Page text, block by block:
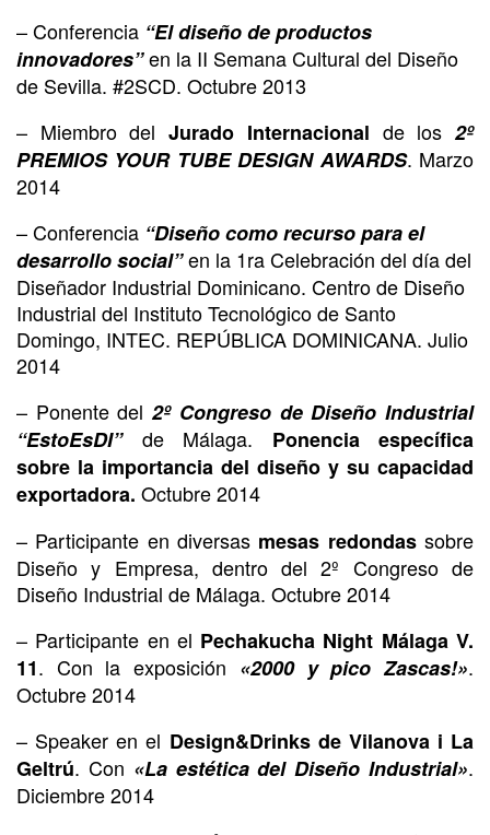
– Conferencia “El diseño de productos
innovadores”en la II Semana Cultural del Diseño
de Sevilla. #2SCD. Octubre 2013
– Miembro delJurado Internacional de los2º
PREMIOS YOUR TUBE DESIGN AWARDS. Marzo
2014
– Conferencia “Diseño como recurso para el
desarrollo social”en la 1ra Celebración del día del
Diseñador Industrial Dominicano. Centro de Diseño
Industrial del Instituto Tecnológico de Santo
Domingo, INTEC. REPÚBLICA DOMINICANA. Julio
2014
– Ponente del2º Congreso de Diseño Industrial
“EstoEsDI”de Málaga. Ponencia específica
sobre la importancia del diseño y su capacidad
exportadora. Octubre 2014
– Participante en diversas mesas redondassobre
Diseño y Empresa, dentro del 2º Congreso de
Diseño Industrial de Málaga. Octubre 2014
– Participante en el Pechakucha Night Málaga V.
11. Con la exposición «2000 y pico Zascas!».
Octubre 2014
– Speaker en el Design&Drinks de Vilanova i La
Geltrú. Con «La estética del Diseño Industrial».
Diciembre 2014